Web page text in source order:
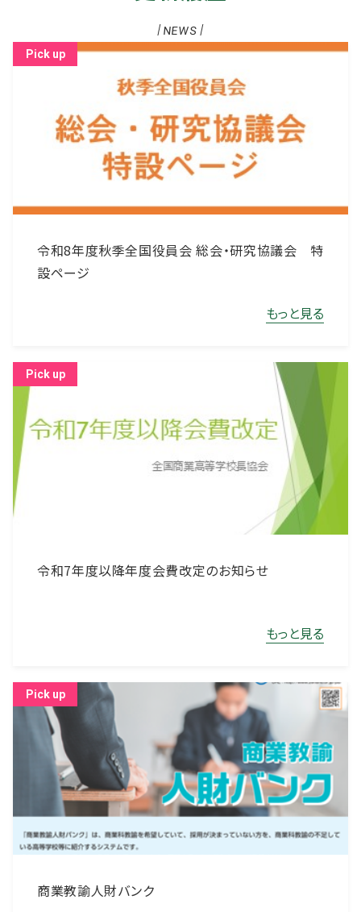
NEWS
令和8年度秋季全国役員会 総会・研究協議会 特
設ページ
もっと見る
令和7年度以降年度会費改定のお知らせ
もっと見る
商業教諭人財バンク